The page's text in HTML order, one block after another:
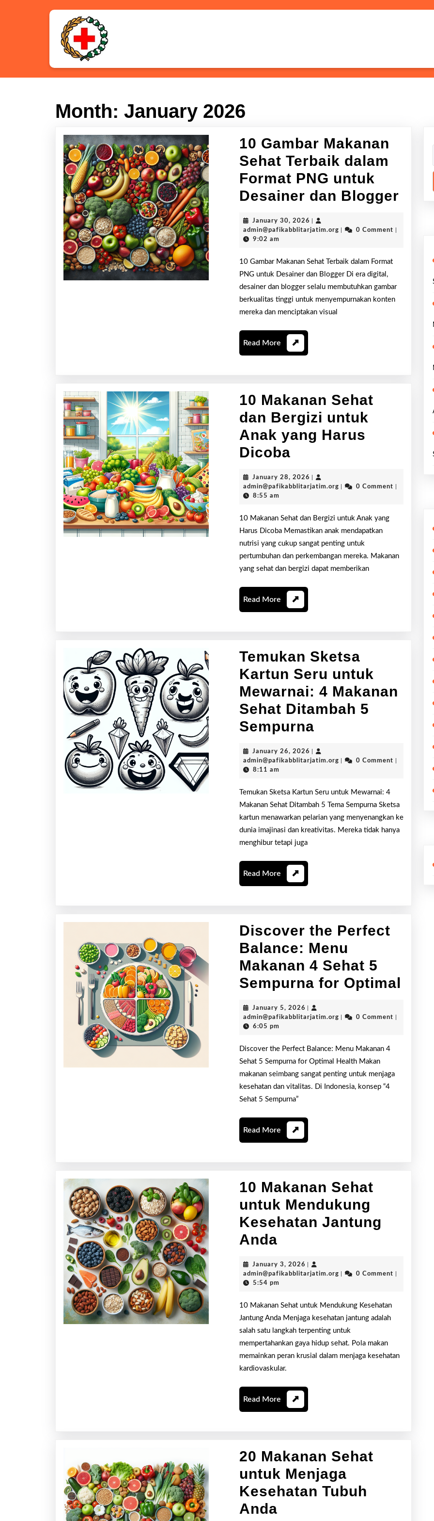
Month: January 2026
10 Gambar Makanan
Sehat Terbaik dalam
Format PNG untuk
Desainer dan Blogger
January 30, 2026 January
30,
admin@pafikabblitarjatim.org admin@pafikabblitarjatim.org
0 Comment
9:02 am
10 Gambar Makanan Sehat Terbaik dalam Format
PNG untuk Desainer dan Blogger Di era digital,
desainer dan blogger selalu membutuhkan gambar
berkualitas tinggi untuk menyempurnakan konten
mereka dan menciptakan visual
Read More Read
More
10 Makanan Sehat
dan Bergizi untuk
Anak yang Harus
Dicoba
Sehat
Bergizi
untuk
Anak
yang
Harus
Dicoba
January 28, 2026 January
28,
admin@pafikabblitarjatim.org admin@pafikabblitarjatim.org
0 Comment
8:55 am
10 Makanan Sehat dan Bergizi untuk Anak yang
Harus Dicoba Memastikan anak mendapatkan
nutrisi yang cukup sangat penting untuk
pertumbuhan dan perkembangan mereka. Makanan
yang sehat dan bergizi dapat memberikan
Read More Read
More
Temukan Sketsa
Kartun Seru untuk
Mewarnai: 4 Makanan
Sehat Ditambah 5
Sempurna
Kartun
untuk
Mewarnai:
4
January 26, 2026 January
26,
admin@pafikabblitarjatim.org admin@pafikabblitarjatim.org
0 Comment
8:11 am
Temukan Sketsa Kartun Seru untuk Mewarnai: 4
Makanan Sehat Ditambah 5 Tema Sempurna Sketsa
kartun menawarkan pelarian yang menyenangkan ke
dunia imajinasi dan kreativitas. Mereka tidak hanya
menghibur tetapi juga
Read More Read
More
Discover the Perfect
Balance: Menu
Makanan 4 Sehat 5
Sempurna for Optimal
January 5, 2026 January
5,
admin@pafikabblitarjatim.org admin@pafikabblitarjatim.org
0 Comment
6:05 pm
Discover the Perfect Balance: Menu Makanan 4
Sehat 5 Sempurna for Optimal Health Makan
makanan seimbang sangat penting untuk menjaga
kesehatan dan vitalitas. Di Indonesia, konsep “4
Sehat 5 Sempurna”
Read More Read
More
10 Makanan Sehat
untuk Mendukung
Kesehatan Jantung
Anda
Sehat
Mendukung
Kesehatan
Jantung
Anda
January 3, 2026 January
3,
admin@pafikabblitarjatim.org admin@pafikabblitarjatim.org
0 Comment
5:54 pm
10 Makanan Sehat untuk Mendukung Kesehatan
Jantung Anda Menjaga kesehatan jantung adalah
salah satu langkah terpenting untuk
mempertahankan gaya hidup sehat. Pola makan
memainkan peran krusial dalam menjaga kesehatan
kardiovaskular.
Read More Read
More
20 Makanan Sehat
untuk Menjaga
Kesehatan Tubuh
Anda